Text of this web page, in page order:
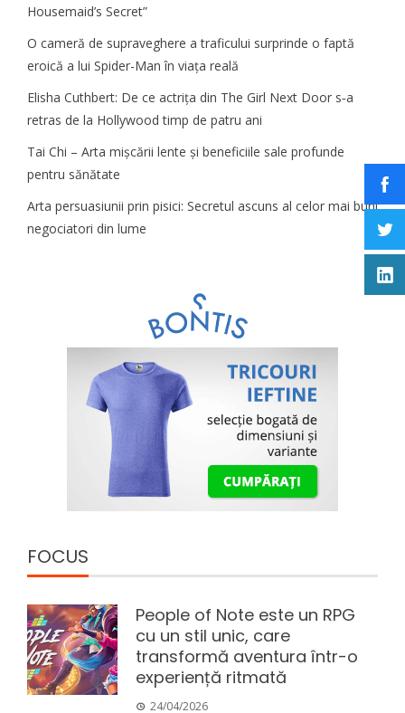
Housemaid’s Secret”
O cameră de supraveghere a traficului surprinde o faptă
eroică a lui Spider-Man în viața reală
Elisha Cuthbert: De ce actrița din The Girl Next Door s‑a
retras de la Hollywood timp de patru ani
Tai Chi – Arta mișcării lente și beneficiile sale profunde
pentru sănătate
Arta persuasiunii prin pisici: Secretul ascuns al celor mai buni
negociatori din lume
FOCUS
People of Note este un RPG
cu un stil unic, care
transformă aventura într-o
experiență ritmată
24/04/2026